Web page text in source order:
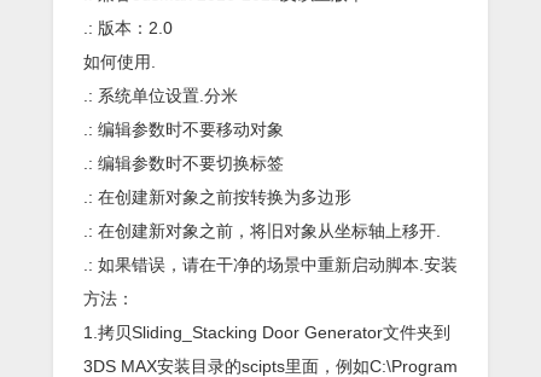
.: 版本：2.0
如何使用.
.: 系统单位设置.分米
.: 编辑参数时不要移动对象
.: 编辑参数时不要切换标签
.: 在创建新对象之前按转换为多边形
.: 在创建新对象之前，将旧对象从坐标轴上移开.
.: 如果错误，请在干净的场景中重新启动脚本.安装
方法：
1.拷贝Sliding_Stacking Door Generator文件夹到
3DS MAX安装目录的scipts里面，例如C:\Program